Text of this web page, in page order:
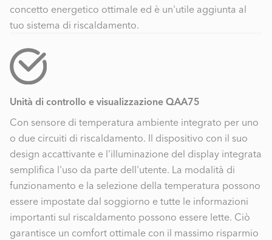
concetto energetico ottimale ed è un'utile aggiunta al
tuo sistema di riscaldamento.
Unità di controllo e visualizzazione QAA75
Con sensore di temperatura ambiente integrato per uno
o due circuiti di riscaldamento. Il dispositivo con il suo
design accattivante e l'illuminazione del display integrata
semplifica l'uso da parte dell'utente. La modalità di
funzionamento e la selezione della temperatura possono
essere impostate dal soggiorno e tutte le informazioni
importanti sul riscaldamento possono essere lette. Ciò
garantisce un comfort ottimale con il massimo risparmio